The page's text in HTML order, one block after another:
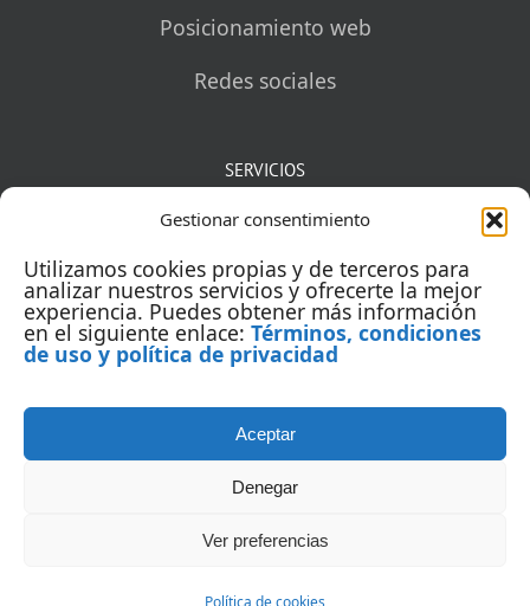
Gestionar consentimiento
Utilizamos cookies propias y de terceros para
analizar nuestros servicios y ofrecerte la mejor
experiencia. Puedes obtener más información
en el siguiente enlace: Términos, condiciones
de uso y política de privacidad
Aceptar
Denegar
Ver preferencias
Política de cookies
Posicionamiento web
Redes sociales
SERVICIOS
Mentorías
Auditorías
Capacitación